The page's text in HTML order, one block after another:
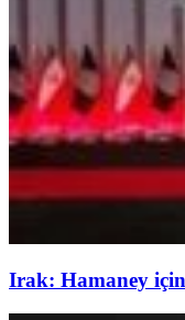
Irak: Hamaney için